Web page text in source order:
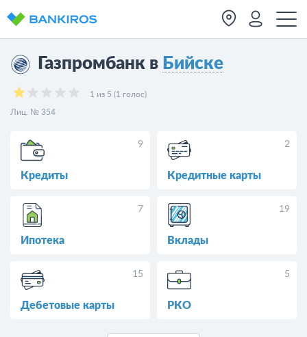
Газпромбанк в Бийске
1 из 5 (1 голос)
Лиц. № 354
9
Кредиты
2
Кредитные карты
7
Ипотека
19
Вклады
15
Дебетовые карты
5
РКО